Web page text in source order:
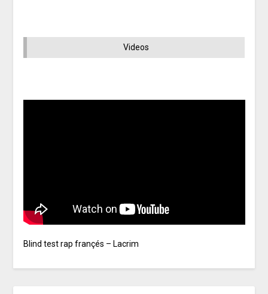
Videos
Blind test rap françés – Lacrim